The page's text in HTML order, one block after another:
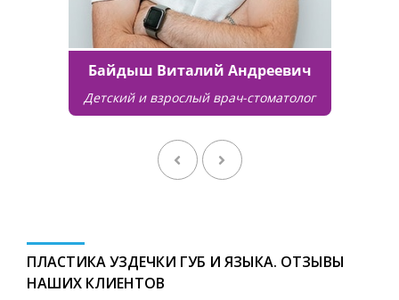
Байдыш Виталий Андреевич
Детский и взрослый врач-стоматолог
ПЛАСТИКА УЗДЕЧКИ ГУБ И ЯЗЫКА. ОТЗЫВЫ
НАШИХ КЛИЕНТОВ